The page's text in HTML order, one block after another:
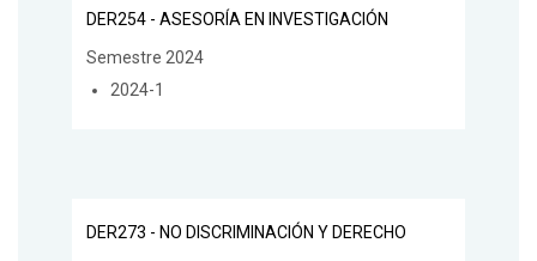
DER254 - ASESORÍA EN INVESTIGACIÓN
Semestre 2024
2024-1
DER273 - NO DISCRIMINACIÓN Y DERECHO